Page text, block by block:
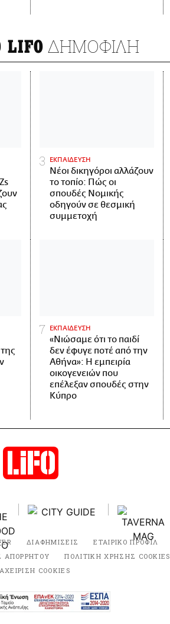
LIFO ΔΗΜΟΦΙΛΗ
ΕΚΠΑΙΔΕΥΣΗ
Νέοι δικηγόροι αλλάζουν
το τοπίο: Πώς οι
σπουδές Νομικής
οδηγούν σε θεσμική
συμμετοχή
ΕΚΠΑΙΔΕΥΣΗ
«Νιώσαμε ότι το παιδί
δεν έφυγε ποτέ από την
Αθήνα»: Η εμπειρία
οικογενειών που
επέλεξαν σπουδές στην
Κύπρο
ΔΙΑΦΗΜΙΣΕΙΣ ΕΤΑΙΡΙΚΟ ΠΡΟΦΙΛ
ΑΠΟΡΡΗΤΟΥ
ΠΟΛΙΤΙΚΗ ΧΡΗΣΗΣ COOKIES
COOKIES